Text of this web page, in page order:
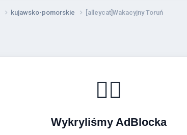
kujawsko-pomorskie [alleycat]Wakacyjny Toruń
🚴‍♂️
Wykryliśmy AdBlocka